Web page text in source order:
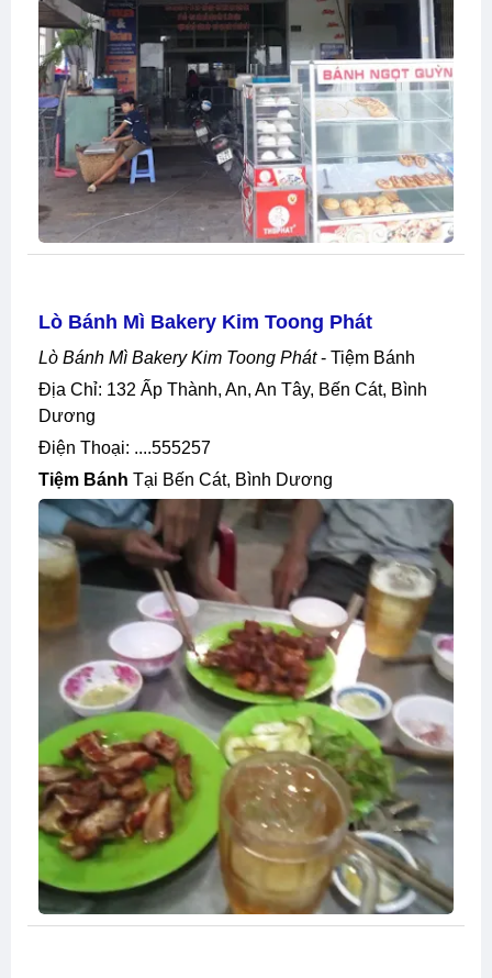
Lò Bánh Mì Bakery Kim Toong Phát
Lò Bánh Mì Bakery Kim Toong Phát- Tiệm Bánh
Địa Chỉ: 132 Ấp Thành, An, An Tây, Bến Cát, Bình
Dương
Điện Thoại: ....555257
Tiệm Bánh Tại Bến Cát, Bình Dương